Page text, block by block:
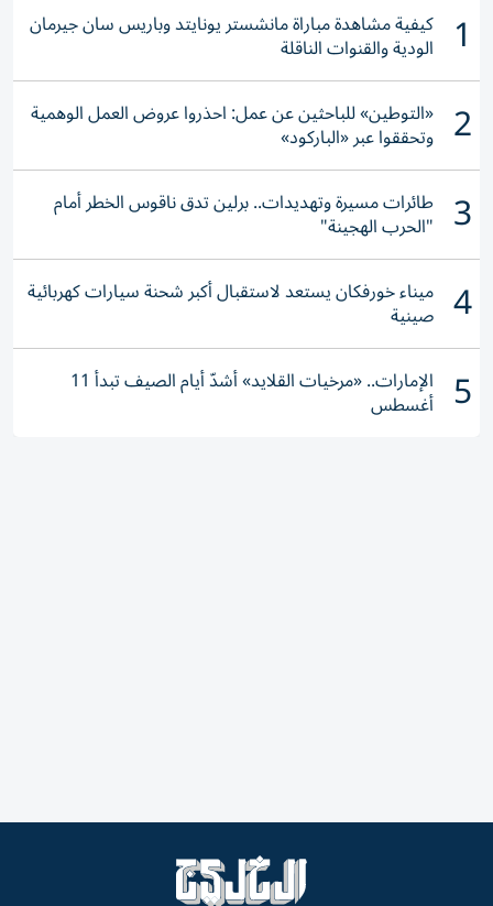
1 كيفية مشاهدة مباراة مانشستر يونايتد وباريس سان جيرمان
الودية والقنوات الناقلة
2 «التوطين» للباحثين عن عمل: احذروا عروض العمل الوهمية
وتحققوا عبر «الباركود»
3 طائرات مسيرة وتهديدات.. برلين تدق ناقوس الخطر أمام
"الحرب الهجينة"
4 ميناء خورفكان يستعد لاستقبال أكبر شحنة سيارات كهربائية
صينية
5 الإمارات.. «مرخيات القلايد» أشدّ أيام الصيف تبدأ 11
أغسطس